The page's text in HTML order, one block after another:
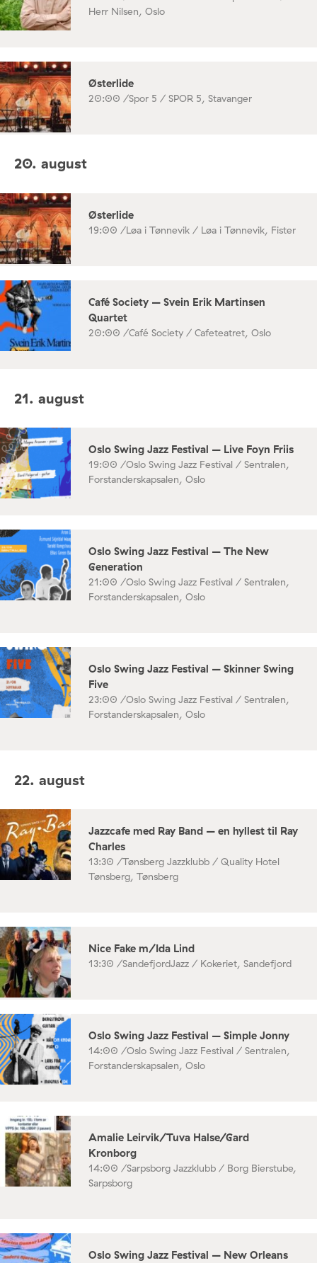
Herr Nilsen, Oslo
Østerlide
20:00 /Spor 5 / SPOR 5, Stavanger
20. august
Østerlide
19:00 /Løa i Tønnevik / Løa i Tønnevik, Fister
Café Society – Svein Erik Martinsen
Quartet
20:00 /Café Society / Cafeteatret, Oslo
21. august
Oslo Swing Jazz Festival – Live Foyn Friis
19:00 /Oslo Swing Jazz Festival / Sentralen,
Forstanderskapsalen, Oslo
Oslo Swing Jazz Festival – The New
Generation
21:00 /Oslo Swing Jazz Festival / Sentralen,
Forstanderskapsalen, Oslo
Oslo Swing Jazz Festival – Skinner Swing
Five
23:00 /Oslo Swing Jazz Festival / Sentralen,
Forstanderskapsalen, Oslo
22. august
Jazzcafe med Ray Band – en hyllest til Ray
Charles
13:30 /Tønsberg Jazzklubb / Quality Hotel
Tønsberg, Tønsberg
Nice Fake m/Ida Lind
13:30 /SandefjordJazz / Kokeriet, Sandefjord
Oslo Swing Jazz Festival – Simple Jonny
14:00 /Oslo Swing Jazz Festival / Sentralen,
Forstanderskapsalen, Oslo
Amalie Leirvik/Tuva Halse/Gard
Kronborg
14:00 /Sarpsborg Jazzklubb / Borg Bierstube,
Sarpsborg
Oslo Swing Jazz Festival – New Orleans